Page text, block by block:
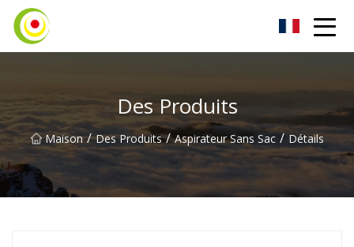
Des Produits
Maison / Des Produits / Aspirateur Sans Sac / Détails